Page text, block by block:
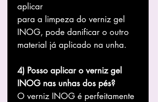
aplicar
para a limpeza do verniz gel
INOG, pode danificar o outro
material já aplicado na unha.
4) Posso aplicar o verniz gel
INOG nas unhas dos pés?
O verniz INOG é perfeitamente